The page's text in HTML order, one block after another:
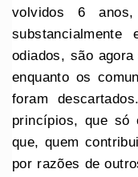
volvidos 6
odiados, são
enquanto os
foram
princípios, que só
que, quem
por razões de